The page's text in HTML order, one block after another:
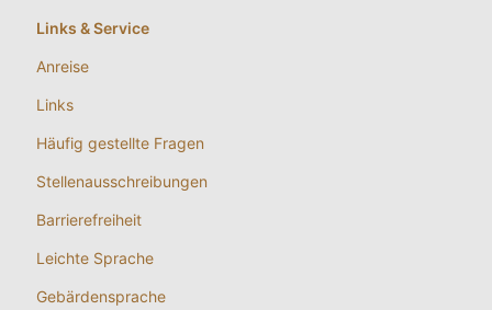
Links & Service
Anreise
Links
Häufig gestellte Fragen
Stellenausschreibungen
Barrierefreiheit
Leichte Sprache
Gebärdensprache